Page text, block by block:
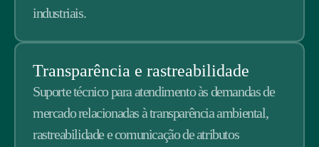
industriais.
Transparência e rastreabilidade
Suporte técnico para atendimento às demandas de
mercado relacionadas à transparência ambiental,
rastreabilidade e comunicação de atributos